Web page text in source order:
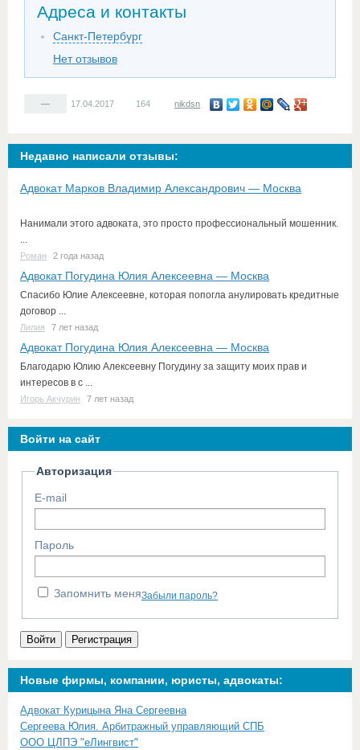
Адреса и контакты
Санкт-Петербург
Нет отзывов
— 17.04.2017 164 nikdsn
Недавно написали отзывы:
Адвокат Марков Владимир Александрович — Москва
Нанимали этого адвоката, это просто профессиональный мошенник.
...
Роман 2 года назад
Адвокат Погудина Юлия Алексеевна — Москва
Спасибо Юлие Алексеевне, которая попогла анулировать кредитные
договор ...
Лилия 7 лет назад
Адвокат Погудина Юлия Алексеевна — Москва
Благодарю Юлию Алексеевну Погудину за защиту моих прав и
интересов в с ...
Игорь Акчурин 7 лет назад
Войти на сайт
Авторизация
E-mail
Пароль
Запомнить меняЗабыли пароль?
Войти Регистрация
Новые фирмы, компании, юристы, адвокаты:
Адвокат Курицына Яна Сергеевна
Сергеева Юлия. Арбитражный управляющий СПБ
ООО ЦЛПЭ "еЛингвист"